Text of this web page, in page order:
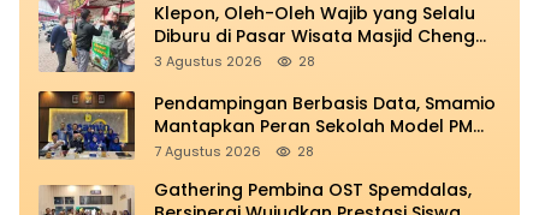
Klepon, Oleh-Oleh Wajib yang Selalu
Diburu di Pasar Wisata Masjid Cheng
Hoo
3 Agustus 2026 28
Pendampingan Berbasis Data, Smamio
Mantapkan Peran Sekolah Model PM
dan KKA
7 Agustus 2026 28
Gathering Pembina OST Spemdalas,